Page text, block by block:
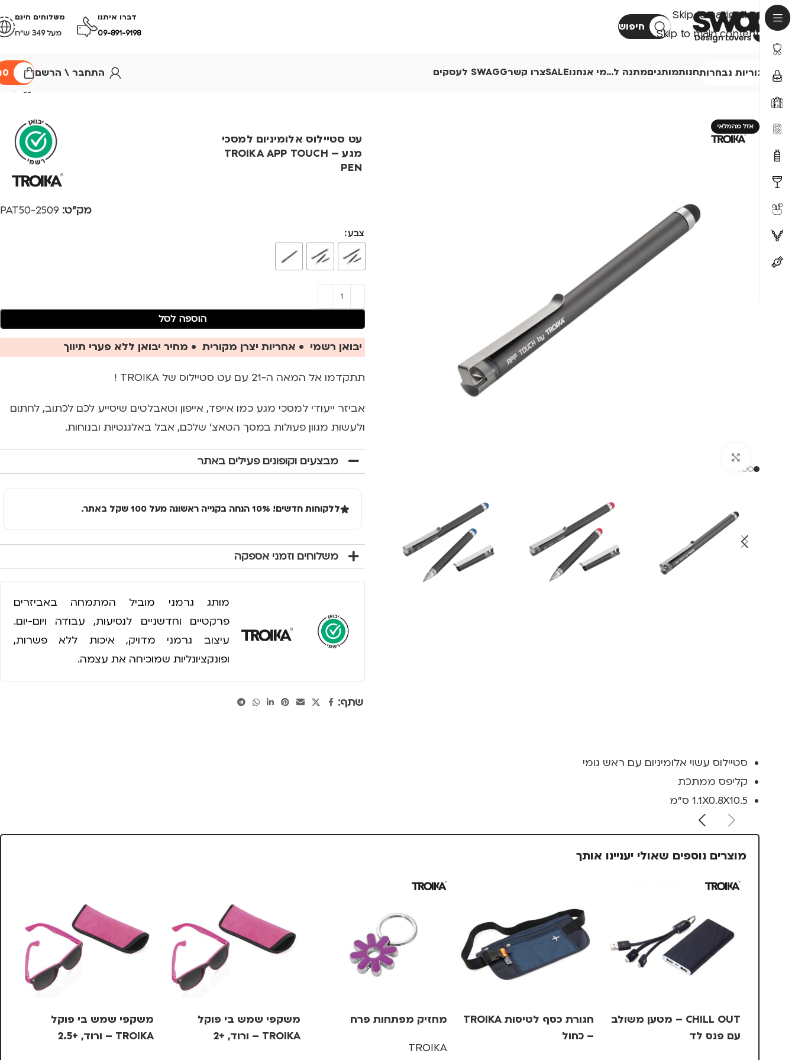
Skip to navigation
Skip to main content
חיפוש
דברו איתנו
09-891-9198
משלוחים חינם
מעל 349 ש״ח
קטגוריות נבחרותחנותמותגיםמתנה ל…מי אנחנוSALEצרו קשרSWAGG לעסקים התחבר \ הרשם 0
אזל מהמלאי
עט סטיילוס אלומיניום למסכי
מגע – TROIKA APP TOUCH
PEN
מק"ט: 2509-PAT50
צבע
הוספה לסל
יבואן רשמי • אחריות יצרן מקורית • מחיר יבואן ללא פערי תיווך
תתקדמו אל המאה ה-21 עם עט סטיילוס של TROIKA !
אביזר ייעודי למסכי מגע כמו אייפד, אייפון וטאבלטים שיסייע לכם לכתוב, לחתום
ולעשות מגוון פעולות במסך הטאצ' שלכם, אבל באלגנטיות ובנוחות.
מבצעים וקופונים פעילים באתר
ללקוחות חדשים! 10% הנחה בקנייה ראשונה מעל 100 שקל באתר.
משלוחים וזמני אספקה
מותג גרמני מוביל המתמחה באביזרים
פרקטיים וחדשניים לנסיעות, עבודה ויום-יום.
עיצוב גרמני מדויק, איכות ללא פשרות,
ופונקציונליות שמוכיחה את עצמה.
שתף:
סטיילוס עשוי אלומיניום עם ראש גומי
קליפס ממתכת
1.1X0.8X10.5 ס"מ
מוצרים נוספים שאולי יעניינו אותך
CHILL OUT – מטען משולב
עם פנס לד
חגורת כסף לטיסות TROIKA
– כחול
מחזיק מפתחות פרח
TROIKA
משקפי שמש בי פוקל
TROIKA – ורוד, +2
משקפי שמש בי פוקל
TROIKA – ורוד, +2.5